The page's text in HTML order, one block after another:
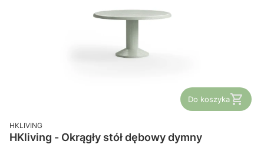
Do koszyka
PRODUCENT
HKLIVING
HKliving - Okrągły stół dębowy dymny